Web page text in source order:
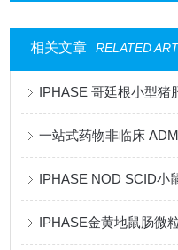
相关文章 RELATED
IPHASE 哥廷根小型猪
一站式药物非临床
IPHASE NOD SCID小
IPHASE金黄地鼠肠微